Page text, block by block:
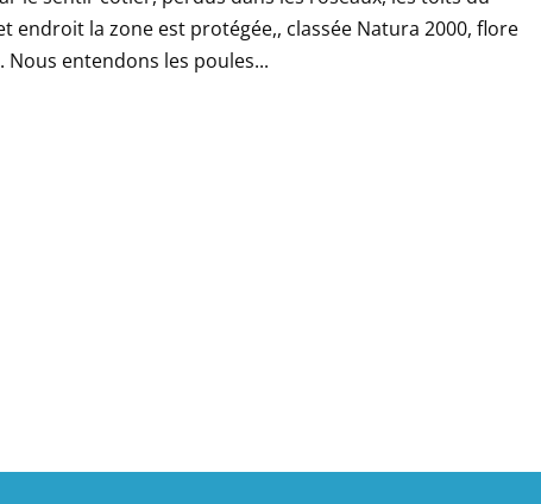
endroit la zone est protégée,, classée Natura 2000, flore
entendons les poules...